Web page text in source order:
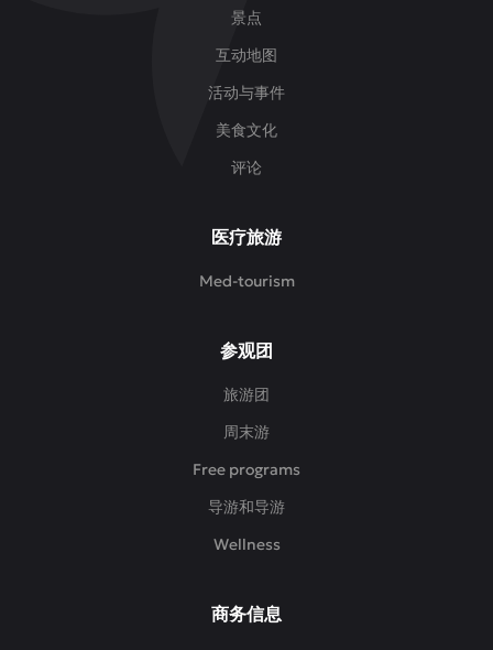
景点
互动地图
活动与事件
美食文化
评论
医疗旅游
Med-tourism
参观团
旅游团
周末游
Free programs
导游和导游
Wellness
商务信息